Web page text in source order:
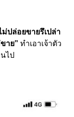
ปล่อยขายรึเปล่า
าย” ทำเอาเจ้าตัว
ไป